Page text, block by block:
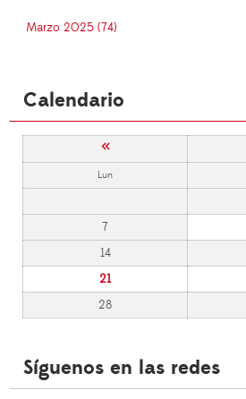
Marzo 2025 (74)
Calendario
«
Lun
7
14
21
28
Síguenos en las redes